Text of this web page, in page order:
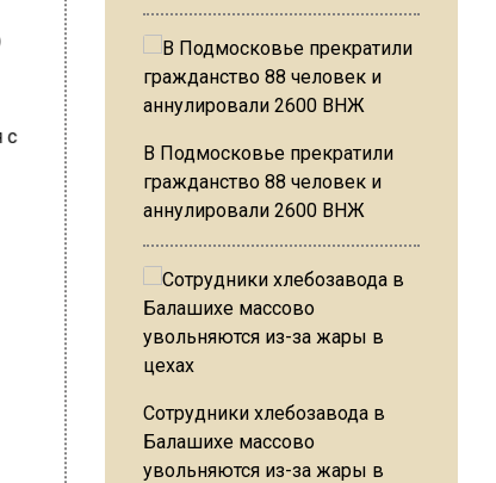
В Подмосковье прекратили
гражданство 88 человек и
аннулировали 2600 ВНЖ
Сотрудники хлебозавода в
Балашихе массово
увольняются из-за жары в